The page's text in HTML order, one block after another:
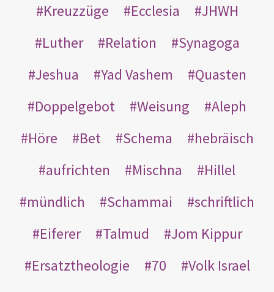
Kreuzzüge
Ecclesia
JHWH
Luther
Relation
Synagoga
Jeshua
Yad Vashem
Quasten
Doppelgebot
Weisung
Aleph
Höre
Bet Schema
hebräisch
aufrichten
Mischna
Hillel
mündlich
Schammai
schriftlich
Eiferer
Talmud
Jom Kippur
Ersatztheologie
70
Volk Israel